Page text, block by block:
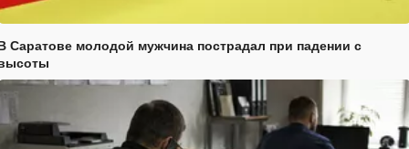
Саратове молодой мужчина пострадал при падении с